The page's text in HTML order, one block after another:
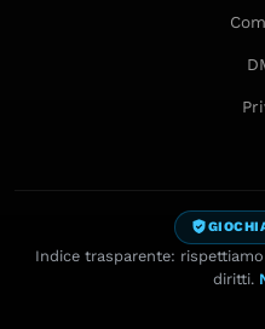
Indice trasparente:
diritti.